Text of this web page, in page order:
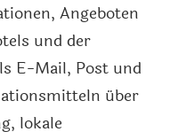
Angeboten
und der
E-Mail, Post und
über
lokale